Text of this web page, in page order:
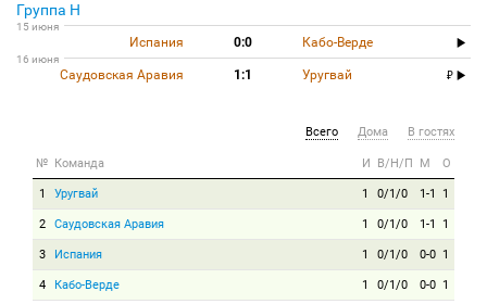
Группа H
15 июня
Испания 0:0 Кабо-Верде
16 июня
Саудовская Аравия 1:1 Уругвай
Всего Дома В гостях
№ Команда И В/Н/П М О
1 Уругвай 1 0/1/0 1-1 1
2 Саудовская Аравия 1 0/1/0 1-1 1
3 Испания 1 0/1/0 0-0 1
4 Кабо-Верде 1 0/1/0 0-0 1